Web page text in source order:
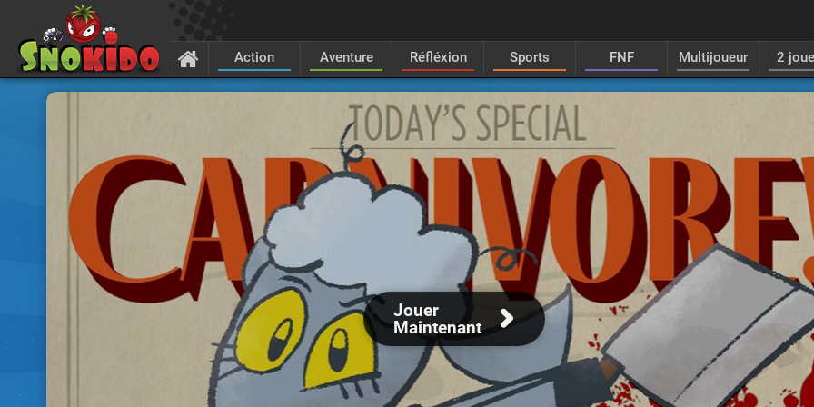
Action Aventure Réfléxion Sports FNF Multijoueur 2
Jouer
Maintenant